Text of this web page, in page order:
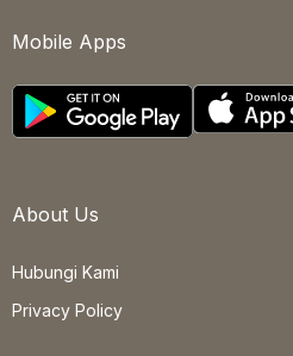
Mobile Apps
About Us
Hubungi Kami
Privacy Policy